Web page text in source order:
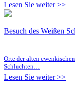
Lesen Sie weiter >>
Besuch des Weißen
Orte der alten
Schluchten…
Lesen Sie weiter >>